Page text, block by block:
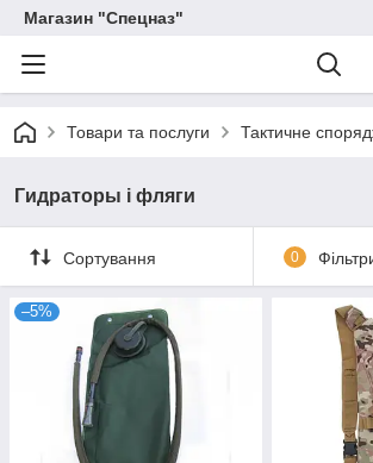
Магазин "Спецназ"
Товари та послуги Тактичне
Гидраторы і фляги
Сортування 0
–5%